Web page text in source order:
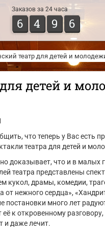
Заказов за 24 часа
6 4 9 6
театр для детей и
детей и
что теперь у Вас есть
театра для детей и
доказывает, что и в
театра представлены
кукол, драмы, комедии,
нежного сердца»,
постановки много лет
к откровенному
и даже лечит.